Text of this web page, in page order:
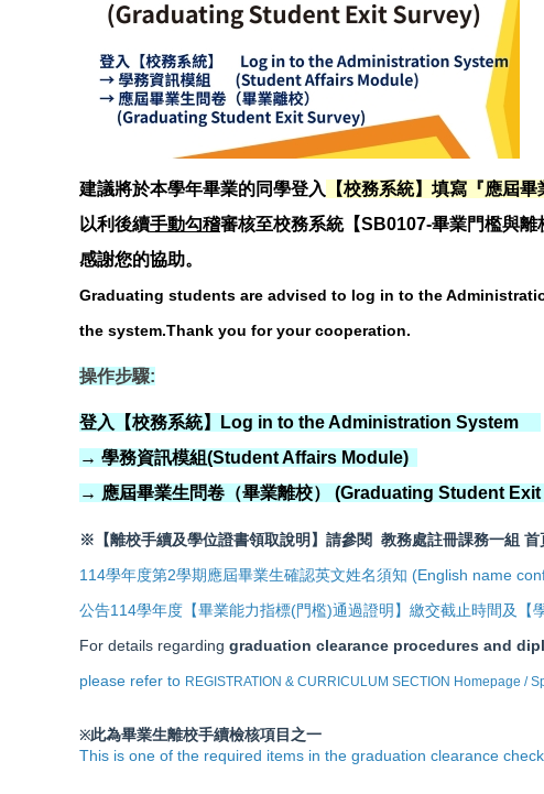
建議將於本學年畢業的同學登入 【校務系統】填寫 『應屆畢
以利後續手動勾稽審核至校務系統【SB0107-畢業門檻與離
感謝您的協助。
Graduating students are advised to log in to the
the system.Thank you for your cooperation.
操作步驟:
登入【校務系統】Log in to the Administration System
→ 學務資訊模組(Student Affairs Module)
→ 應屆畢業生問卷（畢業離校） (Graduating Student
※ 【離校手續及學位證書領取說明】請參閱 教務處註冊課務一組 首
114學年度第2學期應屆畢業生確認英文姓名須知 (English name
公告114學年度【畢業能力指標(門檻)通過證明】繳交截止時間及【
For details regarding graduation clearance procedures and
please refer to REGISTRATION & CURRICULUM SECTION Homepage /
※此為畢業生離校手續檢核項目之一
This is one of the required items in the graduation clearance